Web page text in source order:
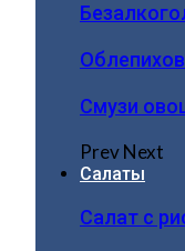
Смузи
PrevNext
Салаты
Салат с